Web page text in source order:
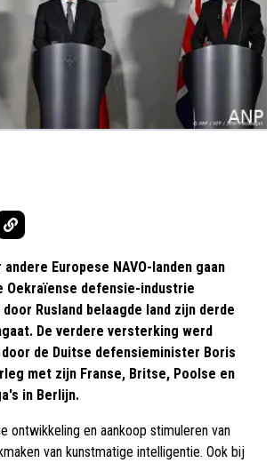
Europese NAVO-landen gaan
Oekraïense defensie-industrie
Rusland belaagde land zijn derde
De verdere versterking werd
de Duitse defensieminister Boris
met zijn Franse, Britse, Poolse en
in Berlijn.
ontwikkeling en aankoop stimuleren van
van kunstmatige intelligentie. Ook bij